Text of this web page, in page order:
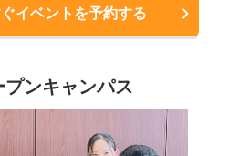
イベントを予約する
プンキャンパス